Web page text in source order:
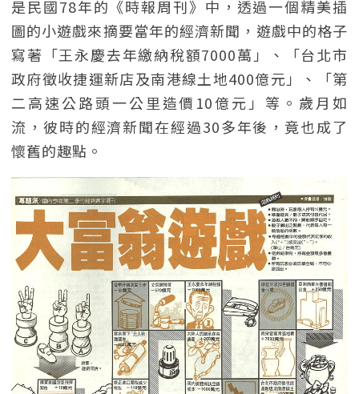
是民國78年的《時報周刊》中，透過一個精美插
圖的小遊戲來摘要當年的經濟新聞，遊戲中的格子
寫著「王永慶去年繳納稅額7000萬」、「台北市
政府徵收捷運新店及南港線土地400億元」、「第
二高速公路頭一公里造價10億元」等。歲月如
流，彼時的經濟新聞在經過30多年後，竟也成了
懷舊的趣點。